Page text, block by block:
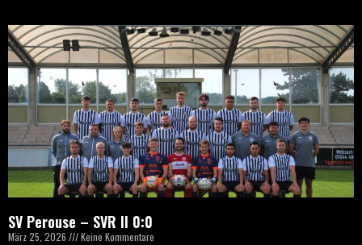
SV Perouse – SVR II 0:0
März 25, 2026 Keine Kommentare